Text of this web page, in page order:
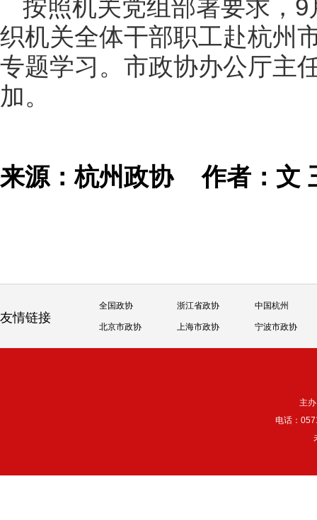
按照机关党组部署要求，
织机关全体干部职工赴杭州
专题学习。市政协办公厅主
加。
来源：杭州政协作者：
友情链接
全国政协 浙江省政协 中国杭州
北京市政协 上海市政协 宁波市政协
主
电话：